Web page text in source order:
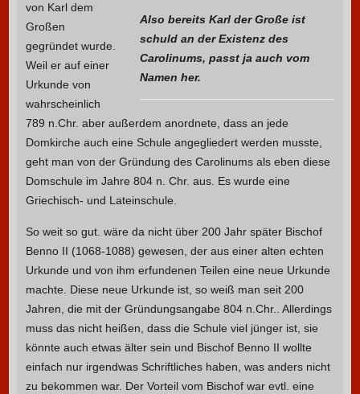
Also bereits Karl der Große ist
schuld an der Existenz des
Carolinums, passt ja auch vom
Namen her.
von Karl dem
Großen
gegründet wurde.
Weil er auf einer
Urkunde von
wahrscheinlich
789 n.Chr. aber außerdem anordnete, dass an jede
Domkirche auch eine Schule angegliedert werden musste,
geht man von der Gründung des Carolinums als eben diese
Domschule im Jahre 804 n. Chr. aus. Es wurde eine
Griechisch- und Lateinschule.
So weit so gut. wäre da nicht über 200 Jahr später Bischof
Benno II (1068-1088) gewesen, der aus einer alten echten
Urkunde und von ihm erfundenen Teilen eine neue Urkunde
machte. Diese neue Urkunde ist, so weiß man seit 200
Jahren, die mit der Gründungsangabe 804 n.Chr.. Allerdings
muss das nicht heißen, dass die Schule viel jünger ist, sie
könnte auch etwas älter sein und Bischof Benno II wollte
einfach nur irgendwas Schriftliches haben, was anders nicht
zu bekommen war. Der Vorteil vom Bischof war evtl. eine